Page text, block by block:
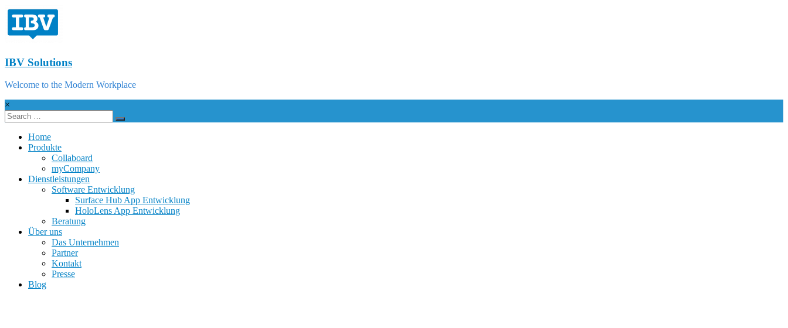
IBV Solutions
Welcome to the Modern Workplace
×
Home
Produkte
Collaboard
myCompany
Dienstleistungen
Software Entwicklung
Surface Hub App Entwicklung
HoloLens App Entwicklung
Beratung
Über uns
Das Unternehmen
Partner
Kontakt
Presse
Blog